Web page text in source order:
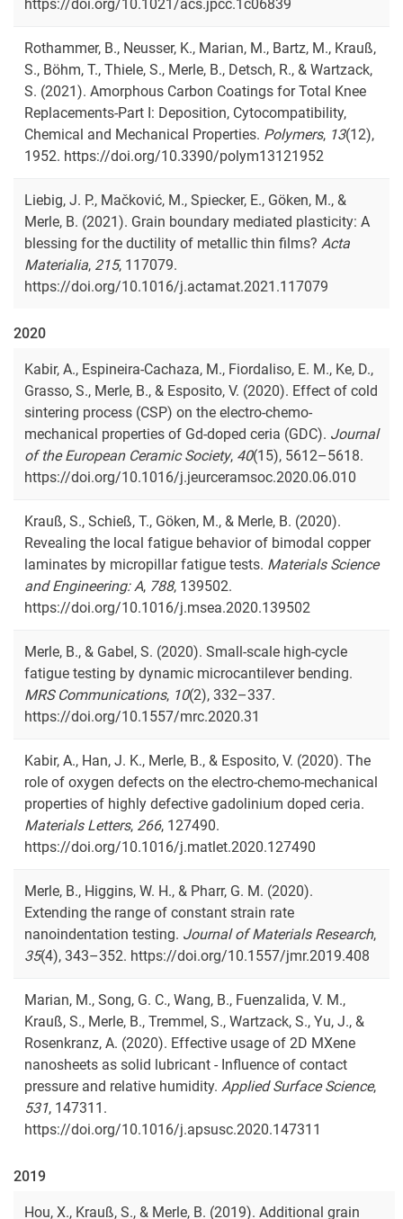
https://doi.org/10.1021/acs.jpcc.1c06839
Rothammer, B., Neusser, K., Marian, M., Bartz, M., Krauß,
S., Böhm, T., Thiele, S., Merle, B., Detsch, R., & Wartzack,
S. (2021). Amorphous Carbon Coatings for Total Knee
Replacements-Part I: Deposition, Cytocompatibility,
Chemical and Mechanical Properties. Polymers, 13(12),
1952. https://doi.org/10.3390/polym13121952
Liebig, J. P., Mačković, M., Spiecker, E., Göken, M., &
Merle, B. (2021). Grain boundary mediated plasticity: A
blessing for the ductility of metallic thin films? Acta
Materialia, 215, 117079.
https://doi.org/10.1016/j.actamat.2021.117079
2020
Kabir, A., Espineira-Cachaza, M., Fiordaliso, E. M., Ke, D.,
Grasso, S., Merle, B., & Esposito, V. (2020). Effect of cold
sintering process (CSP) on the electro-chemo-
mechanical properties of Gd-doped ceria (GDC). Journal
of the European Ceramic Society, 40(15), 5612–5618.
https://doi.org/10.1016/j.jeurceramsoc.2020.06.010
Krauß, S., Schieß, T., Göken, M., & Merle, B. (2020).
Revealing the local fatigue behavior of bimodal copper
laminates by micropillar fatigue tests. Materials Science
and Engineering: A, 788, 139502.
https://doi.org/10.1016/j.msea.2020.139502
Merle, B., & Gabel, S. (2020). Small-scale high-cycle
fatigue testing by dynamic microcantilever bending.
MRS Communications, 10(2), 332–337.
https://doi.org/10.1557/mrc.2020.31
Kabir, A., Han, J. K., Merle, B., & Esposito, V. (2020). The
role of oxygen defects on the electro-chemo-mechanical
properties of highly defective gadolinium doped ceria.
Materials Letters, 266, 127490.
https://doi.org/10.1016/j.matlet.2020.127490
Merle, B., Higgins, W. H., & Pharr, G. M. (2020).
Extending the range of constant strain rate
nanoindentation testing. Journal of Materials Research,
35(4), 343–352. https://doi.org/10.1557/jmr.2019.408
Marian, M., Song, G. C., Wang, B., Fuenzalida, V. M.,
Krauß, S., Merle, B., Tremmel, S., Wartzack, S., Yu, J., &
Rosenkranz, A. (2020). Effective usage of 2D MXene
nanosheets as solid lubricant - Influence of contact
pressure and relative humidity. Applied Surface Science,
531, 147311.
https://doi.org/10.1016/j.apsusc.2020.147311
2019
Hou, X., Krauß, S., & Merle, B. (2019). Additional grain